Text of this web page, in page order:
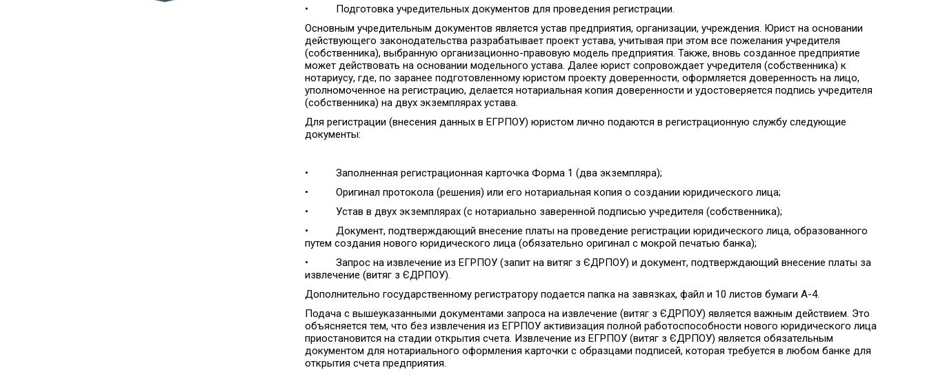
• Подготовка учредительных документов для проведения регистрации.
Основным учредительным документов является устав предприятия, организации, учреждения. Юрист на основании
действующего законодательства разрабатывает проект устава, учитывая при этом все пожелания учредителя
(собственника), выбранную организационно-правовую модель предприятия. Также, вновь созданное предприятие
может действовать на основании модельного устава. Далее юрист сопровождает учредителя (собственника) к
нотариусу, где, по заранее подготовленному юристом проекту доверенности, оформляется доверенность на лицо,
уполномоченное на регистрацию, делается нотариальная копия доверенности и удостоверяется подпись учредителя
(собственника) на двух экземплярах устава.
Для регистрации (внесения данных в ЕГРПОУ) юристом лично подаются в регистрационную службу следующие
документы:
• Заполненная регистрационная карточка Форма 1 (два экземпляра);
• Оригинал протокола (решения) или его нотариальная копия о создании юридического лица;
• Устав в двух экземплярах (с нотариально заверенной подписью учредителя (собственника);
• Документ, подтверждающий внесение платы на проведение регистрации юридического лица, образованного
путем создания нового юридического лица (обязательно оригинал с мокрой печатью банка);
• Запрос на извлечение из ЕГРПОУ (запит на витяг з ЄДРПОУ) и документ, подтверждающий внесение платы за
извлечение (витяг з ЄДРПОУ).
Дополнительно государственному регистратору подается папка на завязках, файл и 10 листов бумаги А-4.
Подача с вышеуказанными документами запроса на извлечение (витяг з ЄДРПОУ) является важным действием. Это
объясняется тем, что без извлечения из ЕГРПОУ активизация полной работоспособности нового юридического лица
приостановится на стадии открытия счета. Извлечение из ЕГРПОУ (витяг з ЄДРПОУ) является обязательным
документом для нотариального оформления карточки с образцами подписей, которая требуется в любом банке для
открытия счета предприятия.